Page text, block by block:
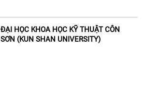
ĐẠI HỌC KHOA HỌC KỸ THUẬT CÔN
SƠN (KUN SHAN UNIVERSITY)